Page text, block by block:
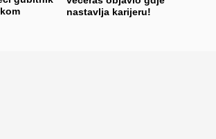
nastavlja karijeru!